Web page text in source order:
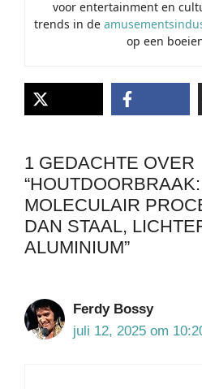
voor entertainment en
trends in de
op een
1 GEDACHTE OVER
MOLECULAIR
DAN STAAL,
ALUMINIUM”
Ferdy Bossy
juli 12, 2025 om